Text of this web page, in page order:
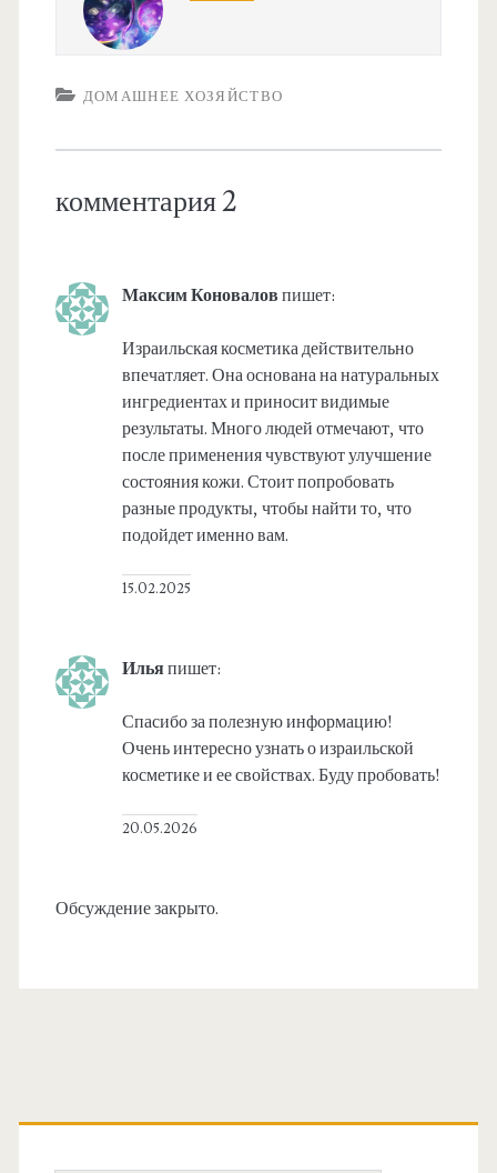
ДОМАШНЕЕ ХОЗЯЙСТВО
комментария 2
Максим Коновалов пишет:
Израильская косметика действительно
впечатляет. Она основана на натуральных
ингредиентах и приносит видимые
результаты. Много людей отмечают, что
после применения чувствуют улучшение
состояния кожи. Стоит попробовать
разные продукты, чтобы найти то, что
подойдет именно вам.
15.02.2025
Ильяпишет:
Спасибо за полезную информацию!
Очень интересно узнать о израильской
косметике и ее свойствах. Буду пробовать!
20.05.2026
Обсуждение закрыто.
О